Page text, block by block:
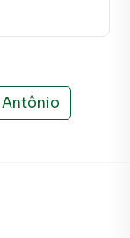
apartamentos,
na
de Osasco.
online, com
Imóveis você